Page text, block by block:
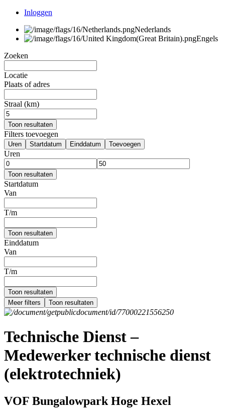
Inloggen
Nederlands
Engels
Zoeken
Locatie
Plaats of adres
Straal (km)
Toon resultaten
Filters toevoegen
Uren Startdatum Einddatum Toevoegen
Uren
Toon resultaten
Startdatum
Van
T/m
Toon resultaten
Einddatum
Van
T/m
Toon resultaten
Meer filters
Toon resultaten
Technische Dienst –
Medewerker technische dienst
(elektrotechniek)
VOF Bungalowpark Hoge Hexel